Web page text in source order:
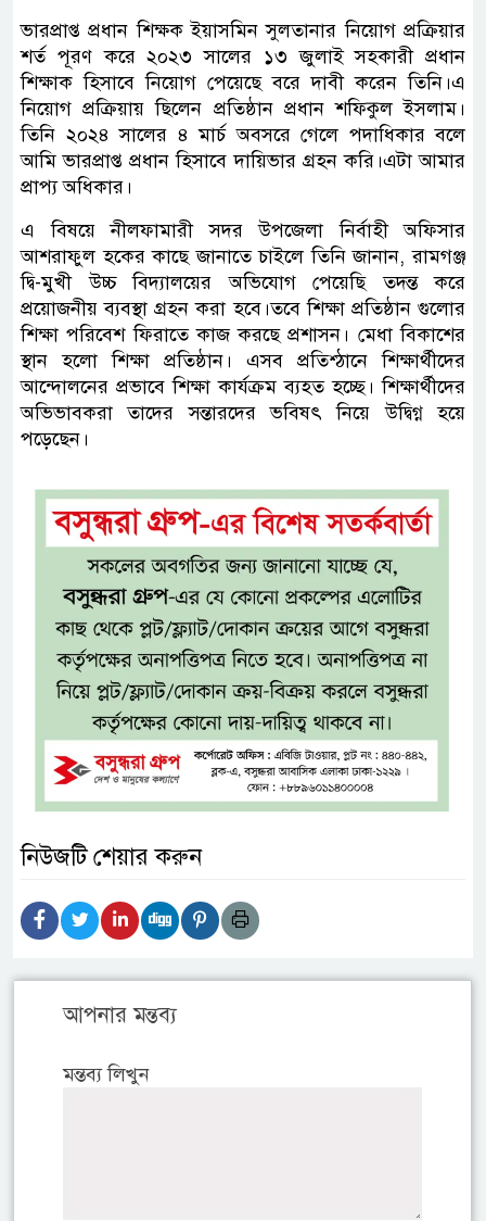
ভারপ্রাপ্ত প্রধান শিক্ষক ইয়াসমিন সুলতানার নিয়োগ প্রক্রিয়ার
শর্ত পূরণ করে ২০২৩ সালের ১৩ জুলাই সহকারী প্রধান
শিক্ষাক হিসাবে নিয়োগ পেয়েছে বরে দাবী করেন তিনি।এ
নিয়োগ প্রক্রিয়ায় ছিলেন প্রতিষ্ঠান প্রধান শফিকুল ইসলাম।
তিনি ২০২৪ সালের ৪ মার্চ অবসরে গেলে পদাধিকার বলে
আমি ভারপ্রাপ্ত প্রধান হিসাবে দায়িভার গ্রহন করি।এটা আমার
প্রাপ্য অধিকার।
এ বিষয়ে নীলফামারী সদর উপজেলা নির্বাহী অফিসার
আশরাফুল হকের কাছে জানাতে চাইলে তিনি জানান, রামগঞ্জ
দ্বি-মুখী উচ্চ বিদ্যালয়ের অভিযোগ পেয়েছি তদন্ত করে
প্রয়োজনীয় ব্যবস্থা গ্রহন করা হবে।তবে শিক্ষা প্রতিষ্ঠান গুলোর
শিক্ষা পরিবেশ ফিরাতে কাজ করছে প্রশাসন। মেধা বিকাশের
স্থান হলো শিক্ষা প্রতিষ্ঠান। এসব প্রতিশ্ঠানে শিক্ষার্থীদের
আন্দোলনের প্রভাবে শিক্ষা কার্যক্রম ব্যহত হচ্ছে। শিক্ষার্থীদের
অভিভাবকরা তাদের সন্তারদের ভবিষৎ নিয়ে উদ্বিগ্ন হয়ে
পড়েছেন।
নিউজটি শেয়ার করুন
আপনার মন্তব্য
মন্তব্য লিখুন